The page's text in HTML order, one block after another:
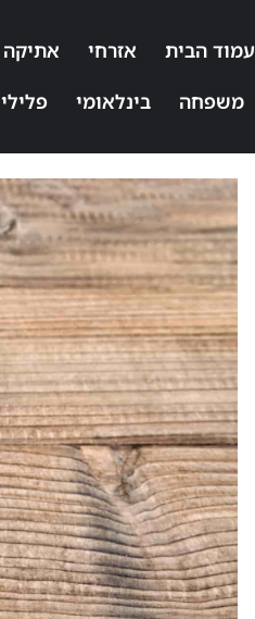
עמוד הבית אזרחי אתיקה
משפחה
בינלאומי פלילי